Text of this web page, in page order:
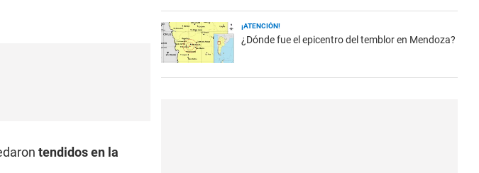
tendidos en la
¡ATENCIÓN!
¿Dónde fue el epicentro del temblor en Mendoza?